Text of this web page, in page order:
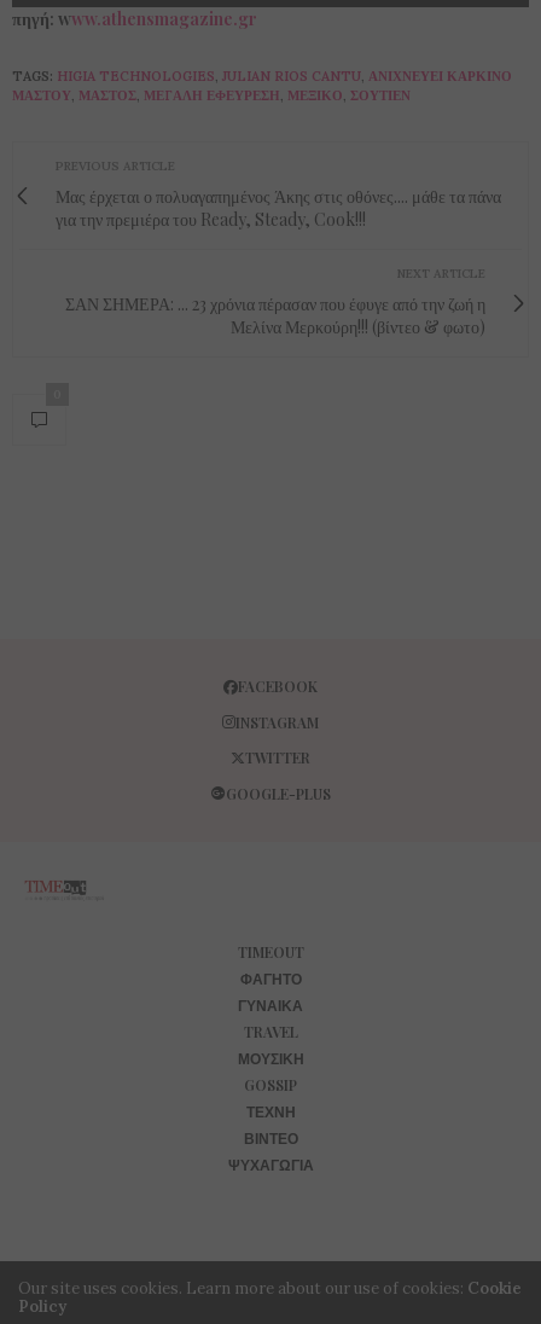
πηγή: www.athensmagazine.gr
TAGS: HIGIA TECHNOLOGIES, JULIAN RIOS CANTU, ΑΝΙΧΝΕΎΕΙ ΚΑΡΚΊΝΟ
ΜΑΣΤΟΎ, ΜΑΣΤΌΣ, ΜΕΓΆΛΗ ΕΦΕΎΡΕΣΗ, ΜΕΞΙΚΌ, ΣΟΥΤΙΈΝ
PREVIOUS ARTICLE
Μας έρχεται ο πολυαγαπημένος Άκης στις οθόνες.... μάθε τα πάνα
για την πρεμιέρα του Ready, Steady, Cook!!!
NEXT ARTICLE
ΣΑΝ ΣΗΜΕΡΑ: ... 23 χρόνια πέρασαν που έφυγε από την ζωή η
Μελίνα Μερκούρη!!! (βίντεο & φωτο)
FACEBOOK
INSTAGRAM
TWITTER
GOOGLE-PLUS
TIMEOUT
ΦΑΓΗΤΌ
ΓΥΝΑΊΚΑ
TRAVEL
ΜΟΥΣΙΚΉ
GOSSIP
ΤΈΧΝΗ
ΒΊΝΤΕΟ
ΨΥΧΑΓΩΓΊΑ
Our site uses cookies. Learn more about our use of cookies: Cookie
Policy